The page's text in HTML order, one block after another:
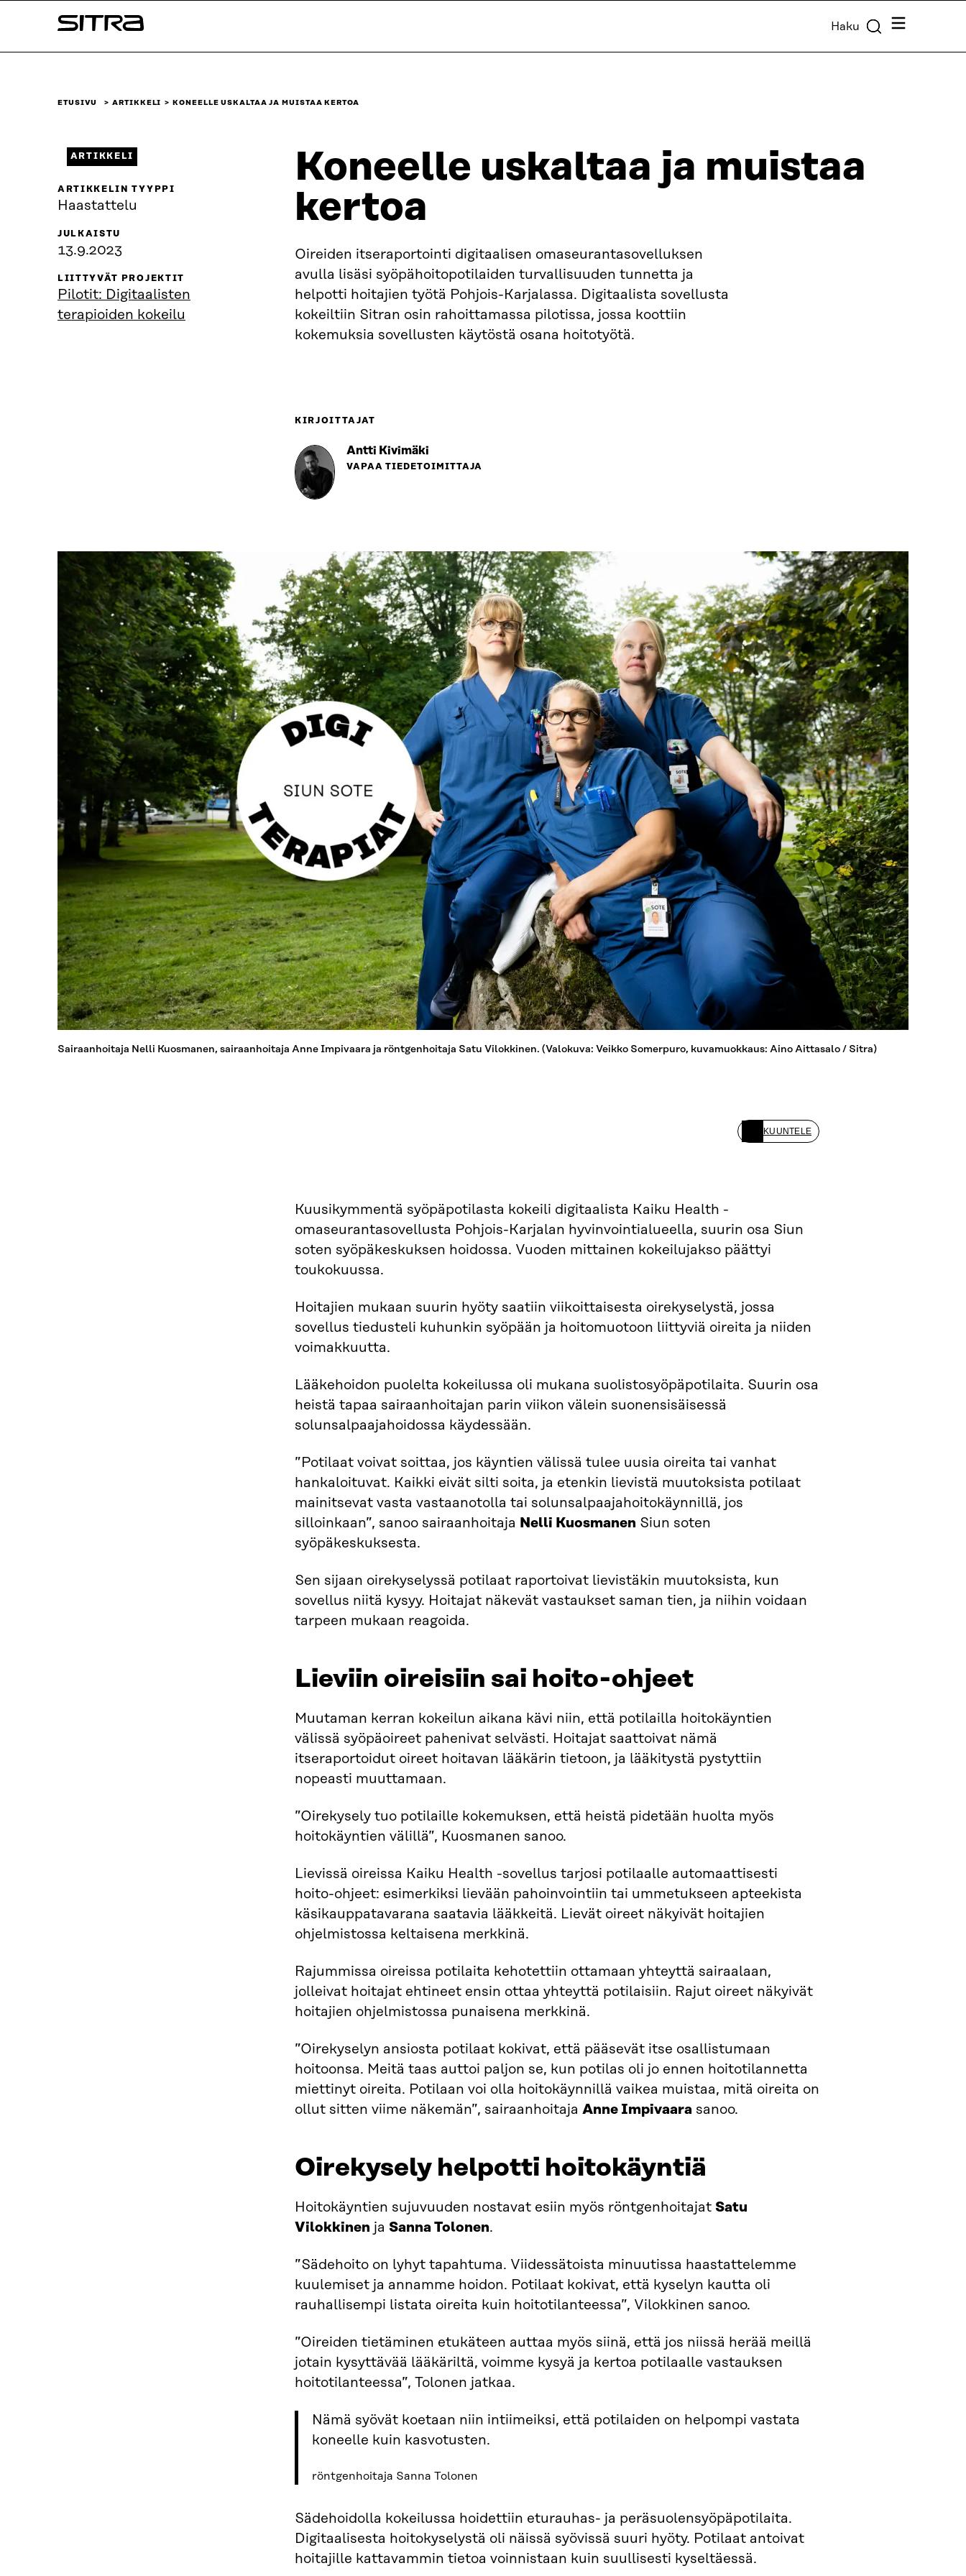
sisältöön
Sitra Haku Valikko
ETUSIVU ARTIKKELI KONEELLE USKALTAA JA MUISTAA KERTOA
Koneelle uskaltaa ja muistaa
kertoa
Oireiden itseraportointi digitaalisen omaseurantasovelluksen
avulla lisäsi syöpähoitopotilaiden turvallisuuden tunnetta ja
helpotti hoitajien työtä Pohjois-Karjalassa. Digitaalista sovellusta
kokeiltiin Sitran osin rahoittamassa pilotissa, jossa koottiin
kokemuksia sovellusten käytöstä osana hoitotyötä.
ARTIKKELI
ARTIKKELIN TYYPPI
Haastattelu
JULKAISTU
13.9.2023
LIITTYVÄT PROJEKTIT
Pilotit: Digitaalisten
terapioiden kokeilu
KIRJOITTAJAT
Antti Kivimäki
VAPAA TIEDETOIMITTAJA
Sairaanhoitaja Nelli Kuosmanen, sairaanhoitaja Anne Impivaara ja röntgenhoitaja Satu Vilokkinen. (Valokuva: Veikko Somerpuro, kuvamuokkaus: Aino Aittasalo / Sitra)
KUUNTELE
Kuusikymmentä syöpäpotilasta kokeili digitaalista Kaiku Health -
omaseurantasovellusta Pohjois-Karjalan hyvinvointialueella, suurin osa Siun
soten syöpäkeskuksen hoidossa. Vuoden mittainen kokeilujakso päättyi
toukokuussa.
Hoitajien mukaan suurin hyöty saatiin viikoittaisesta oirekyselystä, jossa
sovellus tiedusteli kuhunkin syöpään ja hoitomuotoon liittyviä oireita ja niiden
voimakkuutta.
Lääkehoidon puolelta kokeilussa oli mukana suolistosyöpäpotilaita. Suurin osa
heistä tapaa sairaanhoitajan parin viikon välein suonensisäisessä
solunsalpaajahoidossa käydessään.
”Potilaat voivat soittaa, jos käyntien välissä tulee uusia oireita tai vanhat
hankaloituvat. Kaikki eivät silti soita, ja etenkin lievistä muutoksista potilaat
mainitsevat vasta vastaanotolla tai solunsalpaajahoitokäynnillä, jos
silloinkaan”, sanoo sairaanhoitaja Nelli Kuosmanen Siun soten
syöpäkeskuksesta.
Sen sijaan oirekyselyssä potilaat raportoivat lievistäkin muutoksista, kun
sovellus niitä kysyy. Hoitajat näkevät vastaukset saman tien, ja niihin voidaan
tarpeen mukaan reagoida.
Lieviin oireisiin sai hoito-ohjeet
Muutaman kerran kokeilun aikana kävi niin, että potilailla hoitokäyntien
välissä syöpäoireet pahenivat selvästi. Hoitajat saattoivat nämä
itseraportoidut oireet hoitavan lääkärin tietoon, ja lääkitystä pystyttiin
nopeasti muuttamaan.
”Oirekysely tuo potilaille kokemuksen, että heistä pidetään huolta myös
hoitokäyntien välillä”, Kuosmanen sanoo.
Lievissä oireissa Kaiku Health -sovellus tarjosi potilaalle automaattisesti
hoito-ohjeet: esimerkiksi lievään pahoinvointiin tai ummetukseen apteekista
käsikauppatavarana saatavia lääkkeitä. Lievät oireet näkyivät hoitajien
ohjelmistossa keltaisena merkkinä.
Rajummissa oireissa potilaita kehotettiin ottamaan yhteyttä sairaalaan,
jolleivat hoitajat ehtineet ensin ottaa yhteyttä potilaisiin. Rajut oireet näkyivät
hoitajien ohjelmistossa punaisena merkkinä.
”Oirekyselyn ansiosta potilaat kokivat, että pääsevät itse osallistumaan
hoitoonsa. Meitä taas auttoi paljon se, kun potilas oli jo ennen hoitotilannetta
miettinyt oireita. Potilaan voi olla hoitokäynnillä vaikea muistaa, mitä oireita on
ollut sitten viime näkemän”, sairaanhoitaja Anne Impivaara sanoo.
Oirekysely helpotti hoitokäyntiä
Hoitokäyntien sujuvuuden nostavat esiin myös röntgenhoitajat Satu
Vilokkinen ja Sanna Tolonen.
”Sädehoito on lyhyt tapahtuma. Viidessätoista minuutissa haastattelemme
kuulemiset ja annamme hoidon. Potilaat kokivat, että kyselyn kautta oli
rauhallisempi listata oireita kuin hoitotilanteessa”, Vilokkinen sanoo.
”Oireiden tietäminen etukäteen auttaa myös siinä, että jos niissä herää meillä
jotain kysyttävää lääkäriltä, voimme kysyä ja kertoa potilaalle vastauksen
hoitotilanteessa”, Tolonen jatkaa.
Nämä syövät koetaan niin intiimeiksi, että potilaiden on helpompi vastata
koneelle kuin kasvotusten.
röntgenhoitaja Sanna Tolonen
Sädehoidolla kokeilussa hoidettiin eturauhas- ja peräsuolensyöpäpotilaita.
Digitaalisesta hoitokyselystä oli näissä syövissä suuri hyöty. Potilaat antoivat
hoitajille kattavammin tietoa voinnistaan kuin suullisesti kyseltäessä.